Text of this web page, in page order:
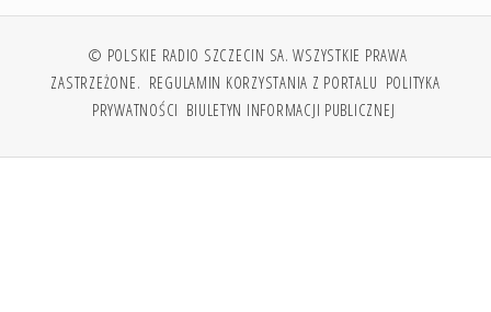
© POLSKIE RADIO SZCZECIN SA. WSZYSTKIE PRAWA
ZASTRZEŻONE. REGULAMIN KORZYSTANIA Z PORTALU POLITYKA
PRYWATNOŚCI BIULETYN INFORMACJI PUBLICZNEJ